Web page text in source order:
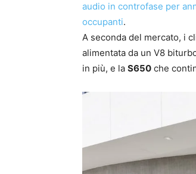
audio in controfase per
occupanti.
A seconda del mercato, i
alimentata da un V8
in più, e la S650 che